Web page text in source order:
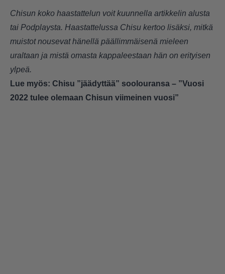
Chisun koko haastattelun voit kuunnella artikkelin alusta
tai Podplaysta. Haastattelussa Chisu kertoo lisäksi, mitkä
muistot nousevat hänellä päällimmäisenä mieleen
uraltaan ja mistä omasta kappaleestaan hän on erityisen
ylpeä.
Lue myös: Chisu ”jäädyttää” soolouransa – ”Vuosi
2022 tulee olemaan Chisun viimeinen vuosi”